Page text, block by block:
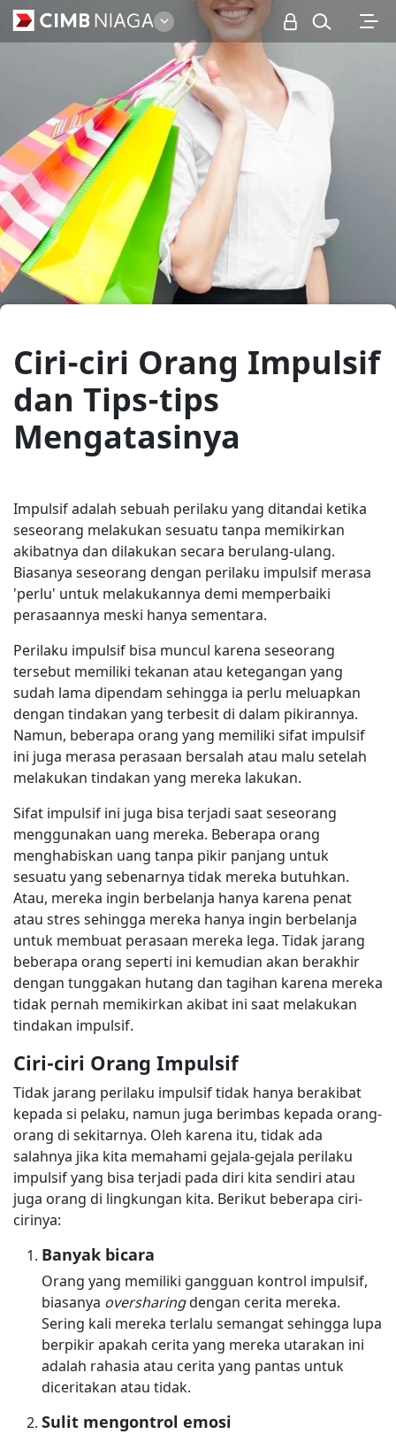
Personal
Ciri-ciri Orang Impulsif
dan Tips-tips
Mengatasinya
Impulsif adalah sebuah perilaku yang ditandai ketika
seseorang melakukan sesuatu tanpa memikirkan
akibatnya dan dilakukan secara berulang-ulang.
Biasanya seseorang dengan perilaku impulsif merasa
'perlu' untuk melakukannya demi memperbaiki
perasaannya meski hanya sementara.
Perilaku impulsif bisa muncul karena seseorang
tersebut memiliki tekanan atau ketegangan yang
sudah lama dipendam sehingga ia perlu meluapkan
dengan tindakan yang terbesit di dalam pikirannya.
Namun, beberapa orang yang memiliki sifat impulsif
ini juga merasa perasaan bersalah atau malu setelah
melakukan tindakan yang mereka lakukan.
Sifat impulsif ini juga bisa terjadi saat seseorang
menggunakan uang mereka. Beberapa orang
menghabiskan uang tanpa pikir panjang untuk
sesuatu yang sebenarnya tidak mereka butuhkan.
Atau, mereka ingin berbelanja hanya karena penat
atau stres sehingga mereka hanya ingin berbelanja
untuk membuat perasaan mereka lega. Tidak jarang
beberapa orang seperti ini kemudian akan berakhir
dengan tunggakan hutang dan tagihan karena mereka
tidak pernah memikirkan akibat ini saat melakukan
tindakan impulsif.
Ciri-ciri Orang Impulsif
Tidak jarang perilaku impulsif tidak hanya berakibat
kepada si pelaku, namun juga berimbas kepada orang-
orang di sekitarnya. Oleh karena itu, tidak ada
salahnya jika kita memahami gejala-gejala perilaku
impulsif yang bisa terjadi pada diri kita sendiri atau
juga orang di lingkungan kita. Berikut beberapa ciri-
cirinya:
Banyak bicara
Orang yang memiliki gangguan kontrol impulsif,
biasanya oversharingdengan cerita mereka.
Sering kali mereka terlalu semangat sehingga lupa
berpikir apakah cerita yang mereka utarakan ini
adalah rahasia atau cerita yang pantas untuk
diceritakan atau tidak.
Sulit mengontrol emosi